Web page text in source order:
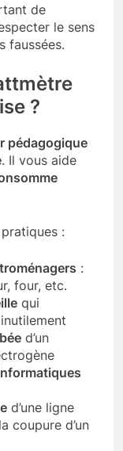
de
le sens
faussées.
?
pédagogique
. Il vous aide
:
:
four, etc.
qui
d’un
d’une ligne
coupure d’un